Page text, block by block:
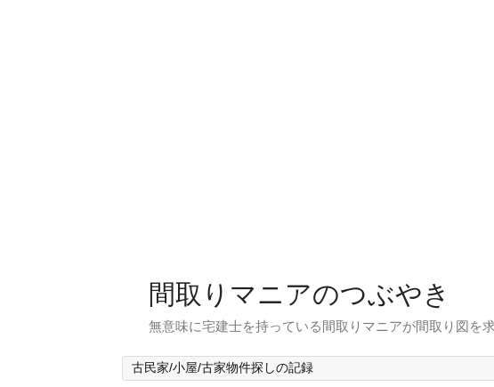
間取りマニアのつぶやき
無意味に宅建士を持っている間取りマニアが間取り図を
古民家/小屋/古家物件探しの記録